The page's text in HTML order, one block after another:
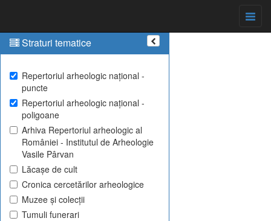
Straturi tematice
Repertoriul arheologic național -
puncte
Repertoriul arheologic național -
poligoane
Arhiva Repertoriul arheologic al
României - Institutul de Arheologie
Vasile Pârvan
Lăcașe de cult
Cronica cercetărilor arheologice
Muzee și colecții
Tumuli funerari